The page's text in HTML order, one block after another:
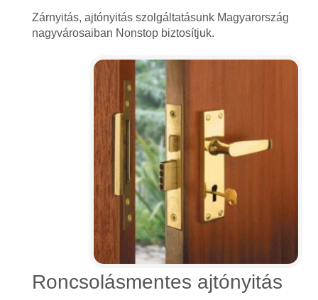
Zárnyitás, ajtónyitás szolgáltatásunk Magyarország
nagyvárosaiban Nonstop biztosítjuk.
Roncsolásmentes ajtónyitás